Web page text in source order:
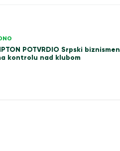
POTVRDIO Srpski biznismen
kontrolu nad klubom